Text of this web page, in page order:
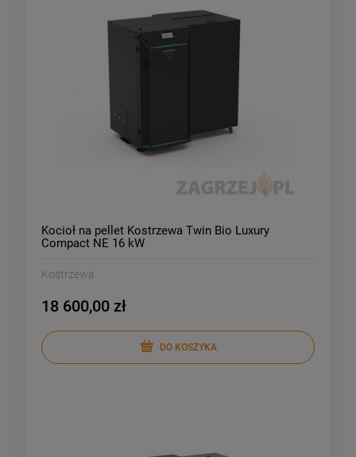
Kocioł na pellet Kostrzewa Twin Bio Luxury
Compact NE 16 kW
Kostrzewa
18 600,00 zł
DO KOSZYKA